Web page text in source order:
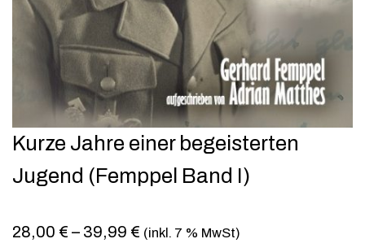
Kurze Jahre einer begeisterten
Jugend (Femppel Band I)
28,00 € – 39,99 € (inkl. 7 % MwSt)